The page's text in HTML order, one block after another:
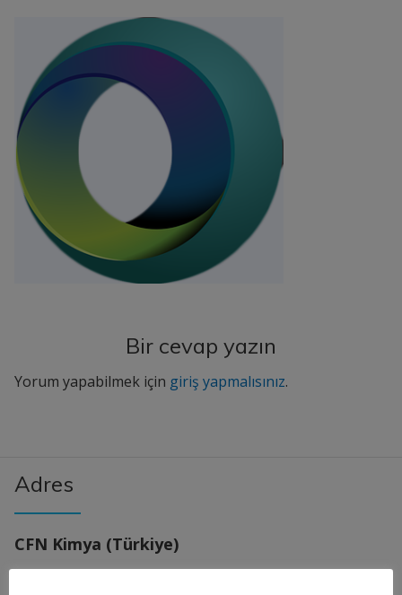
Bir cevap yazın
Yorum yapabilmek için giriş yapmalısınız.
Adres
CFN Kimya (Türkiye)